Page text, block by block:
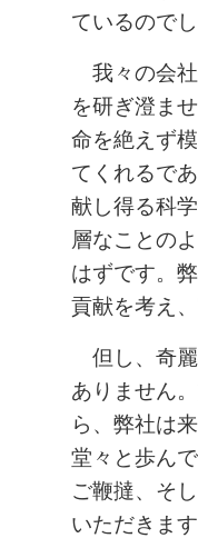
ているのでし
我々の会
を研ぎ澄ま
命を絶えず
てくれるで
献し得る科
層なことの
はずです。
貢献を考え
但し、奇
ありません
ら、弊社は
堂々と歩ん
ご鞭撻、そ
いただきます